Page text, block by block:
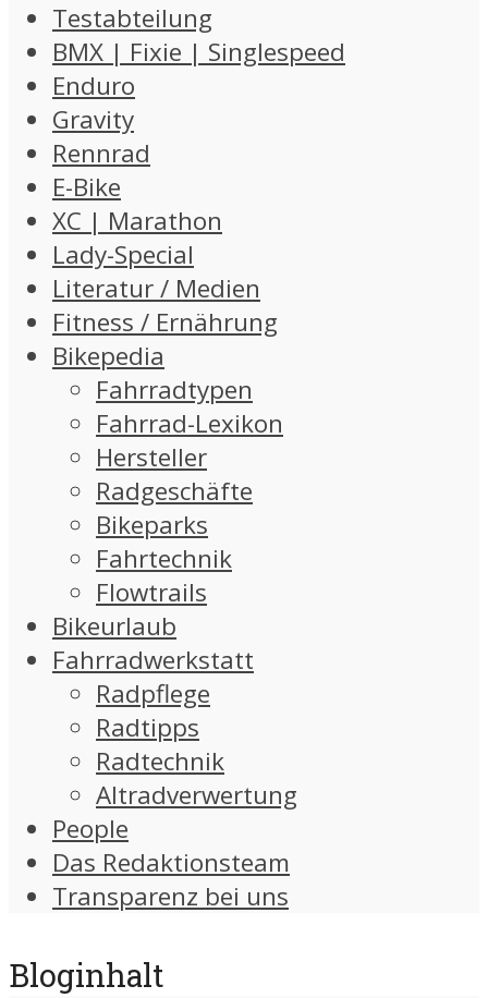
Testabteilung
BMX | Fixie | Singlespeed
Enduro
Gravity
Rennrad
E-Bike
XC | Marathon
Lady-Special
Literatur / Medien
Fitness / Ernährung
Bikepedia
Fahrradtypen
Fahrrad-Lexikon
Hersteller
Radgeschäfte
Bikeparks
Fahrtechnik
Flowtrails
Bikeurlaub
Fahrradwerkstatt
Radpflege
Radtipps
Radtechnik
Altradverwertung
People
Das Redaktionsteam
Transparenz bei uns
Bloginhalt